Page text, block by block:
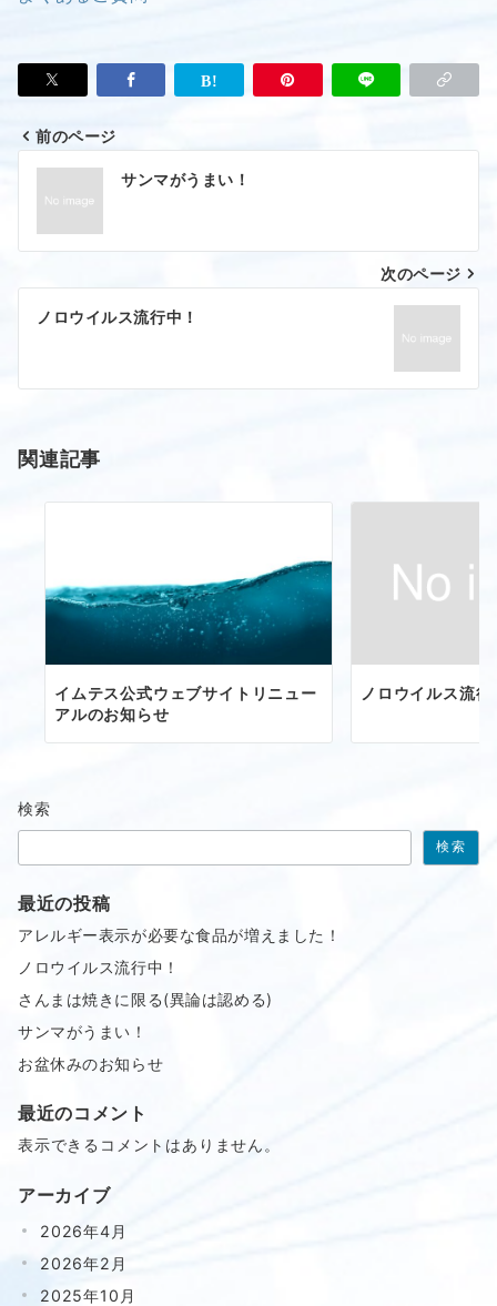
投
ナ
ビ
ゲ
シ
ン
前のページ
サンマがうまい！
次のページ
ノロウイルス流行中！
関連記事
イムテス公式ウェブサイトリニュー
アルのお知らせ
ノロウイルス流行
検索
検索
最近の投稿
アレルギー表示が必要な食品が増えました！
ノロウイルス流行中！
さんまは焼きに限る(異論は認める)
サンマがうまい！
お盆休みのお知らせ
最近のコメント
表示できるコメントはありません。
アーカイブ
2026年4月
2026年2月
2025年10月